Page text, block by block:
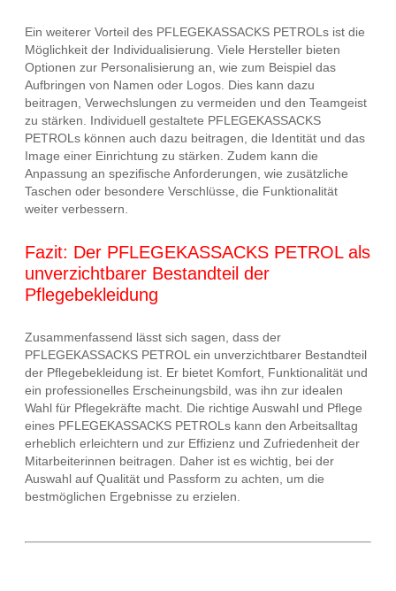
Ein weiterer Vorteil des PFLEGEKASSACKS PETROLs ist die
Möglichkeit der Individualisierung. Viele Hersteller bieten
Optionen zur Personalisierung an, wie zum Beispiel das
Aufbringen von Namen oder Logos. Dies kann dazu
beitragen, Verwechslungen zu vermeiden und den Teamgeist
zu stärken. Individuell gestaltete PFLEGEKASSACKS
PETROLs können auch dazu beitragen, die Identität und das
Image einer Einrichtung zu stärken. Zudem kann die
Anpassung an spezifische Anforderungen, wie zusätzliche
Taschen oder besondere Verschlüsse, die Funktionalität
weiter verbessern.
Fazit: Der PFLEGEKASSACKS PETROL als
unverzichtbarer Bestandteil der
Pflegebekleidung
Zusammenfassend lässt sich sagen, dass der
PFLEGEKASSACKS PETROL ein unverzichtbarer Bestandteil
der Pflegebekleidung ist. Er bietet Komfort, Funktionalität und
ein professionelles Erscheinungsbild, was ihn zur idealen
Wahl für Pflegekräfte macht. Die richtige Auswahl und Pflege
eines PFLEGEKASSACKS PETROLs kann den Arbeitsalltag
erheblich erleichtern und zur Effizienz und Zufriedenheit der
Mitarbeiterinnen beitragen. Daher ist es wichtig, bei der
Auswahl auf Qualität und Passform zu achten, um die
bestmöglichen Ergebnisse zu erzielen.